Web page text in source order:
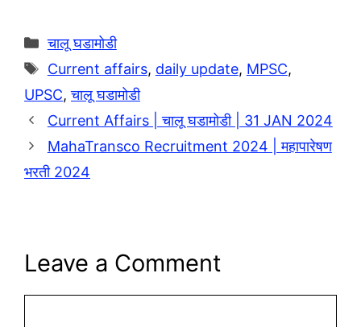
k
Categories
चालू घडामोडी
Tags
Current affairs, daily update, MPSC,
UPSC,चालू घडामोडी
Current Affairs | चालू घडामोडी | 31 JAN 2024
MahaTransco Recruitment 2024 | महापारेषण
भरती 2024
Leave a Comment